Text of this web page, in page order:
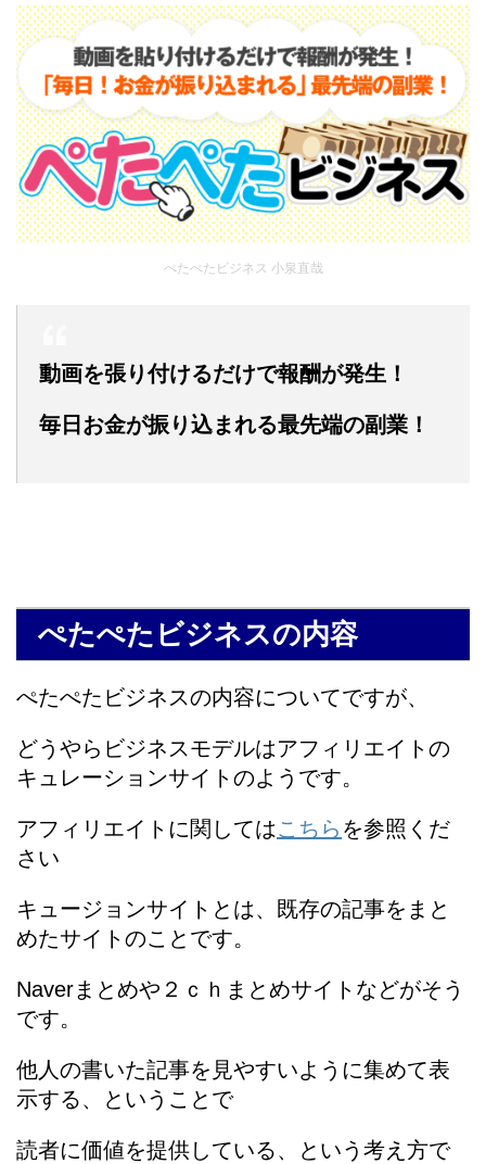
ぺたぺたビジネス 小泉直哉
動画を張り付けるだけで報酬が発生！
毎日お金が振り込まれる最先端の副業！
ぺたぺたビジネスの内容
ぺたぺたビジネスの内容についてですが、
どうやらビジネスモデルはアフィリエイトの
キュレーションサイトのようです。
アフィリエイトに関してはこちら を参照くだ
さい
キュージョンサイトとは、既存の記事をまと
めたサイトのことです。
Naverまとめや２ｃｈまとめサイトなどがそう
です。
他人の書いた記事を見やすいように集めて表
示する、ということで
読者に価値を提供している、という考え方で